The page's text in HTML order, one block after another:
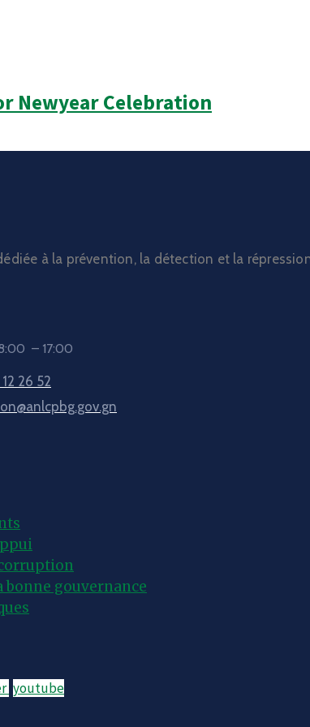
Newyear Celebration
à la prévention, la détection et la
– 17:00
26 52
bonne gouvernance
youtube